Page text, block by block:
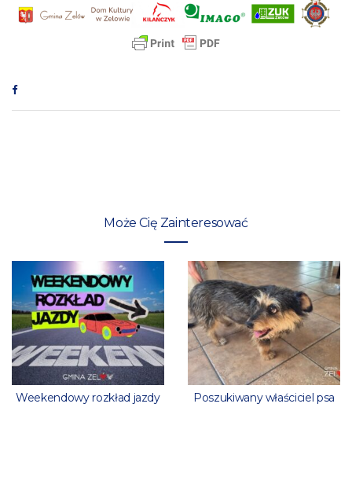
Może Cię Zainteresować
Weekendowy rozkład jazdy Poszukiwany właściciel psa